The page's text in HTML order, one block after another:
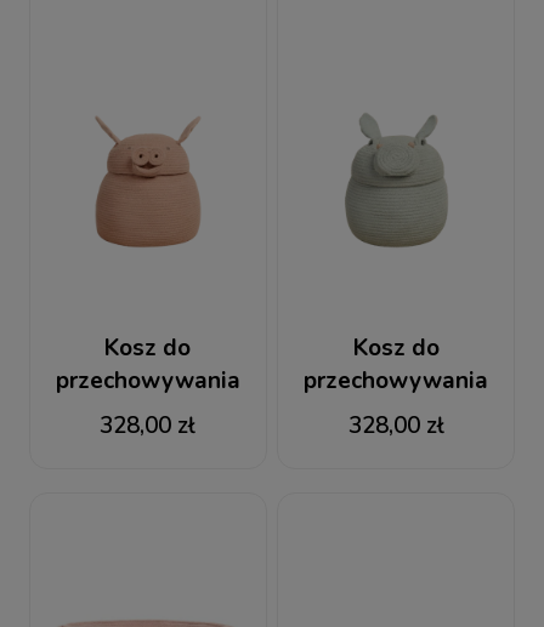
Kosz do
przechowywania
Świnka Peggy
328,00 zł
Kosz do
przechowywania
Hipopotam Henry
328,00 zł